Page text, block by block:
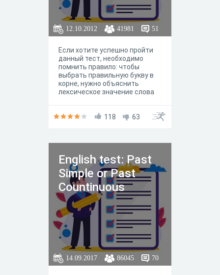
12.10.2012 41981 51
Если хотите успешно пройти
данный тест, необходимо
помнить правило: чтобы
выбрать правильную букву в
корне, нужно объяснить
лексическое значение слова
лОкоть. При этом подбирайте
оказался под ударением.
118 63
English test: Past
Simple or Past
Countinuous
14.09.2017 86045 70